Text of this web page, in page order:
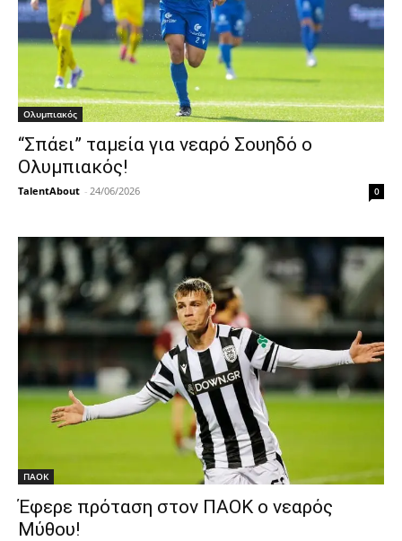
Ολυμπιακός
“Σπάει” ταμεία για νεαρό Σουηδό ο
Ολυμπιακός!
TalentAbout - 24/06/2026 0
ΠΑΟΚ
Έφερε πρόταση στον ΠΑΟΚ ο νεαρός
Μύθου!